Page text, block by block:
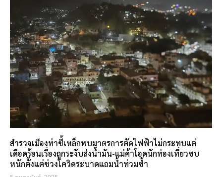
สำรวจเมืองท่าขี้เหล็กพบมาตรการตัดไฟฟ้าไม่กระทบแต่
เดือดร้อนเรื่องถูกระงับส่งน้ำมัน-แม่ค้าโอดนักท่องเที่ยวซบ
หนักตั้งแต่ช่วงโควิดระบาดแถมน้ำท่วมซ้ำ